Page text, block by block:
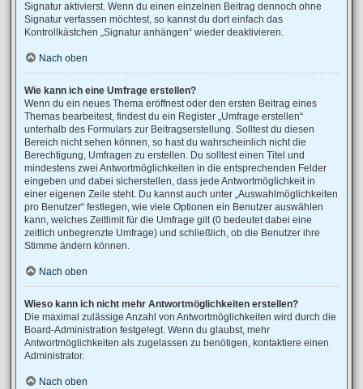
Signatur aktivierst. Wenn du einen einzelnen Beitrag dennoch ohne
Signatur verfassen möchtest, so kannst du dort einfach das
Kontrollkästchen „Signatur anhängen“ wieder deaktivieren.
Nach oben
Wie kann ich eine Umfrage erstellen?
Wenn du ein neues Thema eröffnest oder den ersten Beitrag eines
Themas bearbeitest, findest du ein Register „Umfrage erstellen“
unterhalb des Formulars zur Beitragserstellung. Solltest du diesen
Bereich nicht sehen können, so hast du wahrscheinlich nicht die
Berechtigung, Umfragen zu erstellen. Du solltest einen Titel und
mindestens zwei Antwortmöglichkeiten in die entsprechenden Felder
eingeben und dabei sicherstellen, dass jede Antwortmöglichkeit in
einer eigenen Zeile steht. Du kannst auch unter „Auswahlmöglichkeiten
pro Benutzer“ festlegen, wie viele Optionen ein Benutzer auswählen
kann, welches Zeitlimit für die Umfrage gilt (0 bedeutet dabei eine
zeitlich unbegrenzte Umfrage) und schließlich, ob die Benutzer ihre
Stimme ändern können.
Nach oben
Wieso kann ich nicht mehr Antwortmöglichkeiten erstellen?
Die maximal zulässige Anzahl von Antwortmöglichkeiten wird durch die
Board-Administration festgelegt. Wenn du glaubst, mehr
Antwortmöglichkeiten als zugelassen zu benötigen, kontaktiere einen
Administrator.
Nach oben